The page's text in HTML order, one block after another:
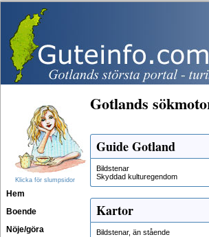
Klicka för slumpsidor
Hem
Boende
Nöje/göra
Gotlands
Guide Gotland
Bildstenar
Skyddad kulturegendom
Kartor
Bildstenar, än stående